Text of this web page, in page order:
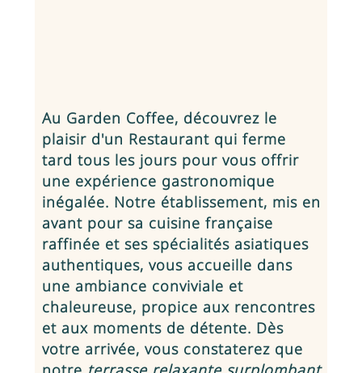
Au Garden Coffee, découvrez le
plaisir d'un Restaurant qui ferme
tard tous les jourspour vous offrir
une expérience gastronomique
inégalée. Notre établissement, mis en
avant pour sa cuisine française
raffinée et ses spécialités asiatiques
authentiques, vous accueille dans
une ambiance conviviale et
chaleureuse, propice aux rencontres
et aux moments de détente. Dès
votre arrivée, vous constaterez que